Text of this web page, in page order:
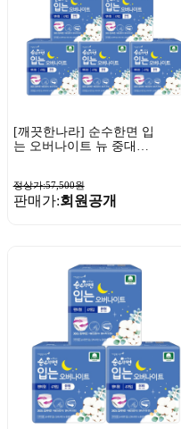
[깨끗한나라] 순수한면 입
는 오버나이트 뉴 중대형
정상가:57,500원
판매가:회원공개